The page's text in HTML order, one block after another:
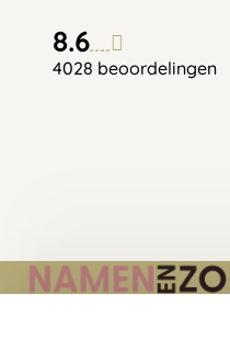
8.6
4028 beoordelingen